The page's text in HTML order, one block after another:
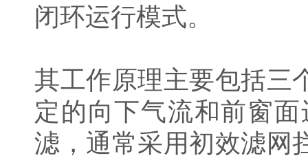
闭环运行模式。
其工作原理主要包括三
定的向下气流和前窗
滤，通常采用初效滤网